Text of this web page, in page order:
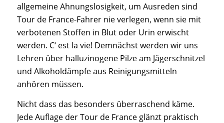
allgemeine Ahnungslosigkeit, um Ausreden sind
Tour de France-Fahrer nie verlegen, wenn sie mit
verbotenen Stoffen in Blut oder Urin erwischt
werden. C‘ est la vie! Demnächst werden wir uns
Lehren über halluzinogene Pilze am Jägerschnitzel
und Alkoholdämpfe aus Reinigungsmitteln
anhören müssen.
Nicht dass das besonders überraschend käme.
Jede Auflage der Tour de France glänzt praktisch